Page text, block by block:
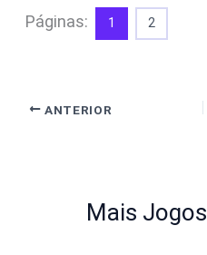
Páginas: 1 2
ANTERIOR
Mais